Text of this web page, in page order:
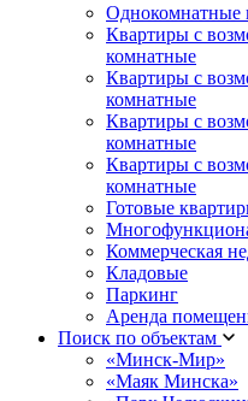
Однокомнатные
Квартиры с
комнатные
Квартиры с
комнатные
Квартиры с
комнатные
Квартиры с
комнатные
Готовые
Коммерческая
Кладовые
Паркинг
Аренда
Поиск по объектам
«Минск-Мир»
«Маяк Минска»